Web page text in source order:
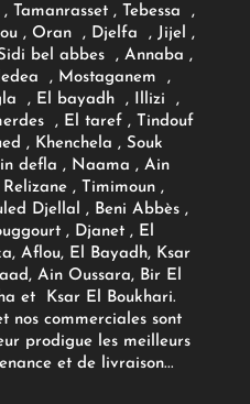
, Tebessa ,
, Oran , Djelfa , Jijel ,
bel abbes , Annaba ,
, Mostaganem ,
, El bayadh , Illizi ,
, El taref , Tindouf
, Khenchela , Souk
defla , Naama , Ain
, Timimoun ,
Djellal , Beni Abbès ,
, Djanet , El
Aflou, El Bayadh, Ksar
Ain Oussara, Bir El
et Ksar El Boukhari.
nos commerciales sont
prodigue les meilleurs
et de livraison...